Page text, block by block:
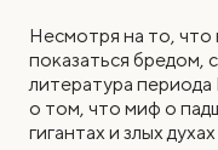
Несмотря на то, что
показаться бредом,
литература
о том, что миф о
гигантах и злых